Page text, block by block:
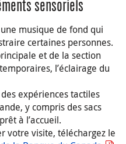
sensoriels
musique de fond qui
certaines personnes.
et de la section
l’éclairage du
expériences tactiles
y compris des sacs
à l’accueil.
votre visite, téléchargez le